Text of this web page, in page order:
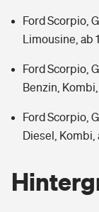
Ford Scorpio,
Limousine, ab
Ford Scorpio,
Benzin,
Ford Scorpio,
Diesel, Kombi,